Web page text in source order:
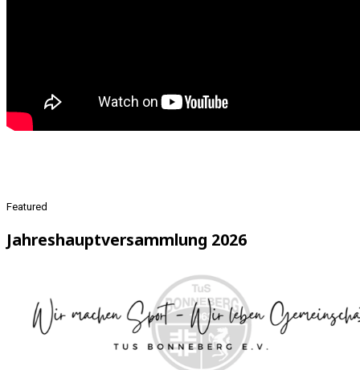
Featured
Jahreshauptversammlung 2026